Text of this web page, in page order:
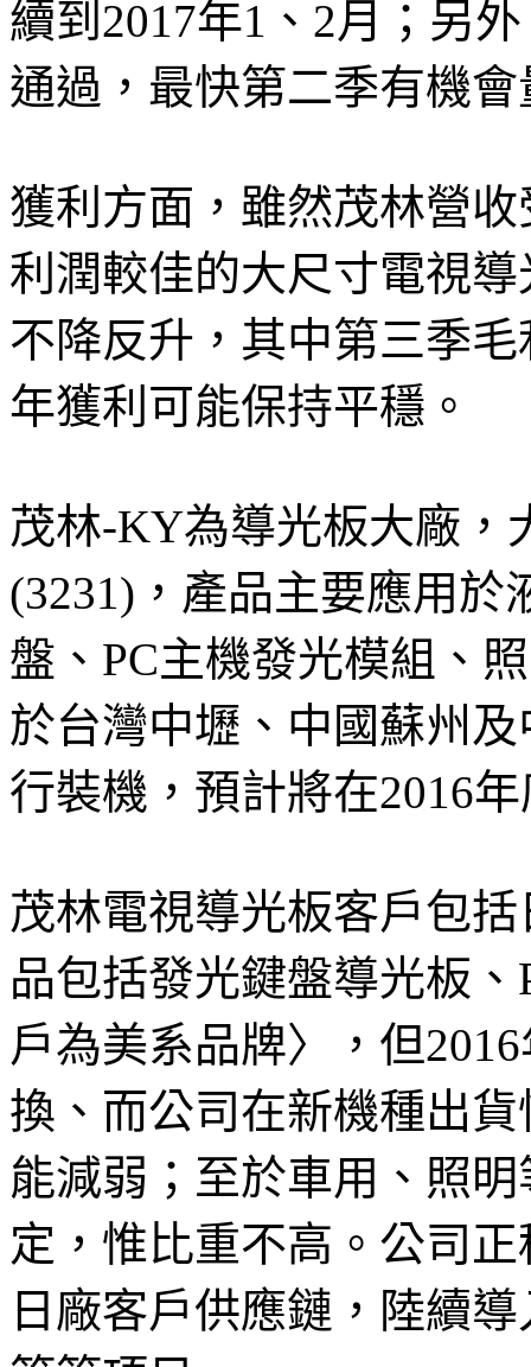
續到2017年1、2月；另
通過，最快第二季有機
獲利方面，雖然茂林營
利潤較佳的大尺寸電視
不降反升，其中第三季
年獲利可能保持平穩。
茂林-KY為導光板大廠，
(3231)，產品主要應用
盤、PC主機發光模組、
於台灣中壢、中國蘇州
行裝機，預計將在2016
茂林電視導光板客戶包
品包括發光鍵盤導光板
戶為美系品牌〉，但
換、而公司在新機種出
能減弱；至於車用、照
定，惟比重不高。公司
日廠客戶供應鏈，陸續